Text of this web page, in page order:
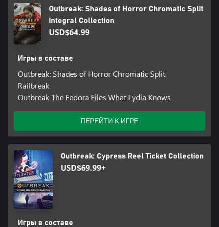
Outbreak: Shades of Horror Chromatic Split
Integral Collection
USD$64.99
Игры в составе
Outbreak: Shades of Horror Chromatic Split
Railbreak
Outbreak The Fedora Files What Lydia Knows
ПЕРЕЙТИ К ИГРЕ
Outbreak: Cypress Reel Ticket Collection
USD$69.99+
Игры в составе